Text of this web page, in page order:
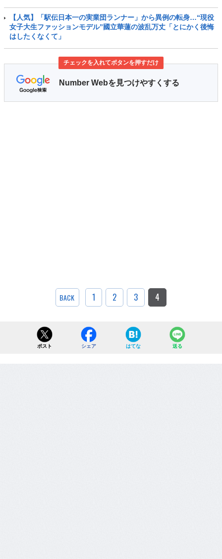
【人気】「駅伝日本一の実業団ランナー」から異例の転身…“現役
女子大生ファッションモデル”國立華蓮の波乱万丈「とにかく後悔
はしたくなくて」
チェックを入れてボタンを押すだけ
Number Webを見つけやすくする
BACK 1 2 3 4
ポスト シェア はてな 送る